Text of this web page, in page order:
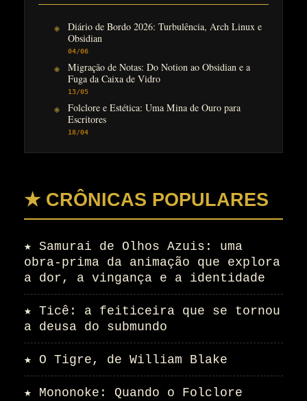
Diário de Bordo 2026: Turbulência, Arch Linux e
Obsidian
04/06
Migração de Notas: Do Notion ao Obsidian e a
Fuga da Caixa de Vidro
13/05
Folclore e Estética: Uma Mina de Ouro para
Escritores
18/04
★ CRÔNICAS POPULARES
★ Samurai de Olhos Azuis: uma
obra-prima da animação que explora
a dor, a vingança e a identidade
★ Ticê: a feiticeira que se tornou
a deusa do submundo
★ O Tigre, de William Blake
★ Mononoke: Quando o Folclore